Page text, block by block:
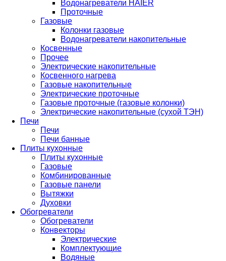
Водонагреватели HAIER
Проточные
Газовые
Колонки газовые
Водонагреватели накопительные
Косвенные
Прочее
Электрические накопительные
Косвенного нагрева
Газовые накопительные
Электрические проточные
Газовые проточные (газовые колонки)
Электрические накопительные (сухой ТЭН)
Печи
Печи
Печи банные
Плиты кухонные
Плиты кухонные
Газовые
Комбинированные
Газовые панели
Вытяжки
Духовки
Обогреватели
Обогреватели
Конвекторы
Электрические
Комплектующие
Водяные